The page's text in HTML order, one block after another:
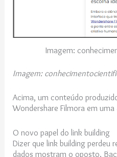
Imagem:
Imagem:
Acima, um conteúdo
Wondershare Filmora em
O novo papel do link building
Dizer que link building perdeu
dados mostram o oposto.